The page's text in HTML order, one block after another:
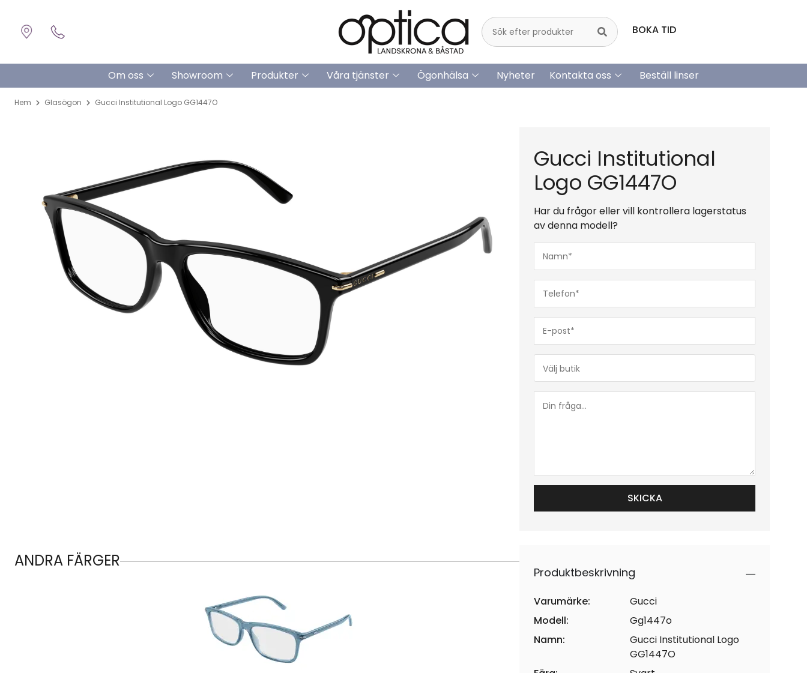
BOKA TID
Om oss Showroom Produkter Våra tjänster Ögonhälsa Nyheter Kontakta oss Beställ linser
Hem Glasögon Gucci Institutional Logo GG1447O
Gucci Institutional
Logo GG1447O
Har du frågor eller vill kontrollera lagerstatus
av denna modell?
post*
(Obligatoriskt)
(Obligatoriskt)
fråga...
ANDRA FÄRGER
Produktbeskrivning
Varumärke:
Gucci
Modell:
Gg1447o
Namn:
Gucci Institutional Logo
GG1447O